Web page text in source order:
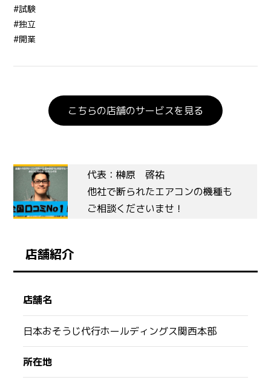
#試験
#独立
#開業
こちらの店舗のサービスを見る
代表：榊原 啓祐
他社で断られたエアコンの機種も
ご相談くださいませ！
店舗紹介
店舗名
日本おそうじ代行ホールディングス関西本部
所在地